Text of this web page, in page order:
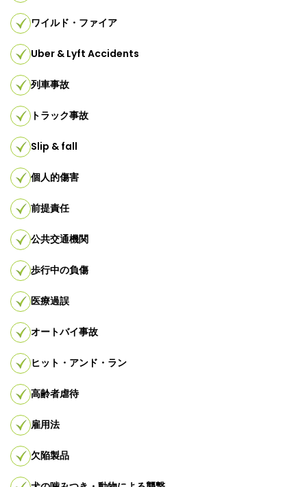
ワイルド・ファイア
Uber & Lyft Accidents
列車事故
トラック事故
Slip & fall
個人的傷害
前提責任
公共交通機関
歩行中の負傷
医療過誤
オートバイ事故
ヒット・アンド・ラン
高齢者虐待
雇用法
欠陥製品